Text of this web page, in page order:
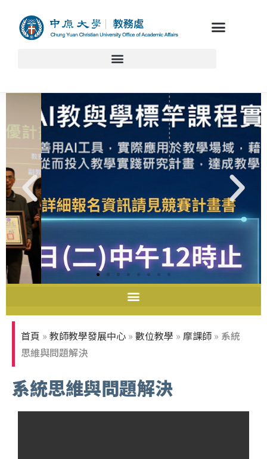
首頁 » 教師教學發展中心 » 數位教學 » 摩課師 » 系統
思維與問題解決
系統思維與問題解決